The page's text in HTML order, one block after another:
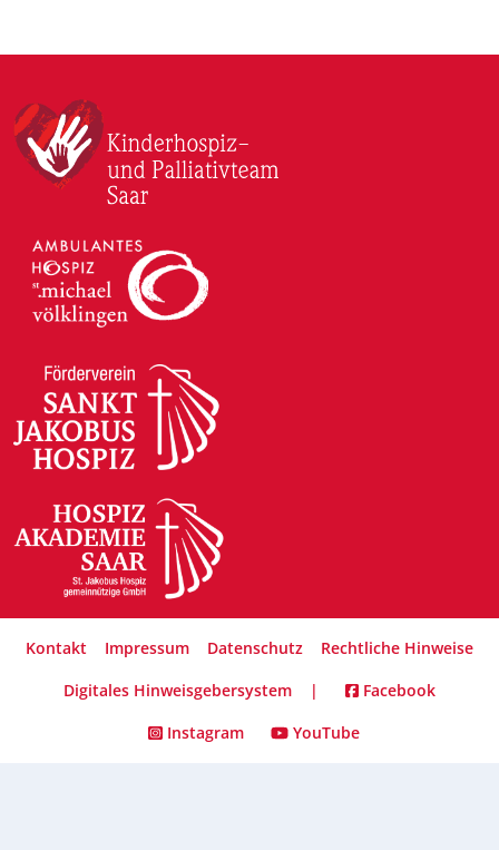
Kontakt Impressum Datenschutz
Rechtliche Hinweise
Digitales Hinweisgebersystem
|
Facebook
Instagram
YouTube